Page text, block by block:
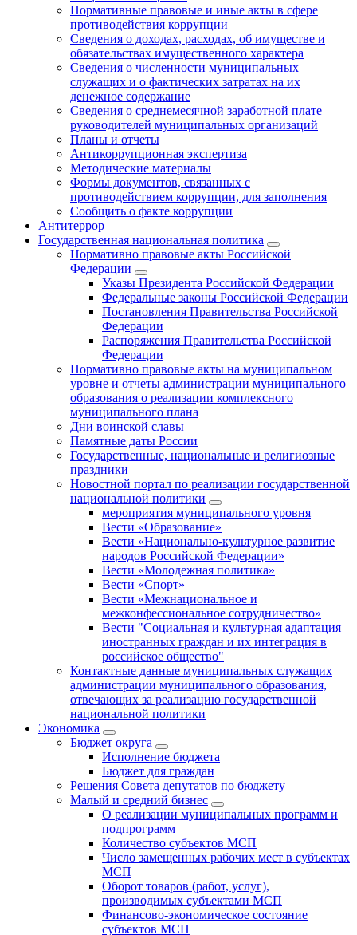
Нормативные правовые и иные акты в сфере
противодействия коррупции
Сведения о доходах, расходах, об имуществе и
обязательствах имущественного характера
Сведения о численности муниципальных
служащих и о фактических затратах на их
денежное содержание
Сведения о среднемесячной заработной плате
руководителей муниципальных организаций
Планы и отчеты
Антикоррупционная экспертиза
Методические материалы
Формы документов, связанных с
противодействием коррупции, для заполнения
Сообщить о факте коррупции
Антитеррор
Государственная национальная политика
Нормативно правовые акты Российской
Федерации
Указы Президента Российской Федерации
Федеральные законы Российской Федерации
Постановления Правительства Российской
Федерации
Распоряжения Правительства Российской
Федерации
Нормативно правовые акты на муниципальном
уровне и отчеты администрации муниципального
образования о реализации комплексного
муниципального плана
Дни воинской славы
Памятные даты России
Государственные, национальные и религиозные
праздники
Новостной портал по реализации государственной
национальной политики
мероприятия муниципального уровня
Вести «Образование»
Вести «Национально-культурное развитие
народов Российской Федерации»
Вести «Молодежная политика»
Вести «Спорт»
Вести «Межнациональное и
межконфессиональное сотрудничество»
Вести "Социальная и культурная адаптация
иностранных граждан и их интеграция в
российское общество"
Контактные данные муниципальных служащих
администрации муниципального образования,
отвечающих за реализацию государственной
национальной политики
Экономика
Бюджет округa
Исполнение бюджета
Бюджет для граждан
Решения Совета депутатов по бюджету
Малый и средний бизнес
О реализации муниципальных программ и
подпрограмм
Количество субъектов МСП
Число замещенных рабочих мест в субъектах
МСП
Оборот товаров (работ, услуг),
производимых субъектами МСП
Финансово-экономическое состояние
субъектов МСП